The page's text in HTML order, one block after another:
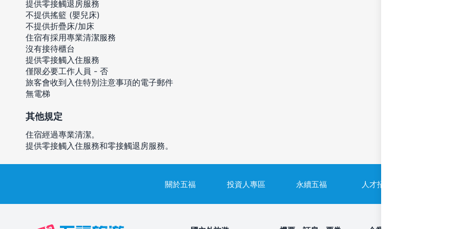
提供零接觸退房服務
不提供搖籃 (嬰兒床)
不提供折疊床/加床
住宿有採用專業清潔服務
沒有接待櫃台
提供零接觸入住服務
僅限必要工作人員 - 否
旅客會收到入住特別注意事項的電子郵件
無電梯
其他規定
住宿經過專業清潔。
提供零接觸入住服務和零接觸退房服務。
關於五福 投資人專區 永續五福 人才招募